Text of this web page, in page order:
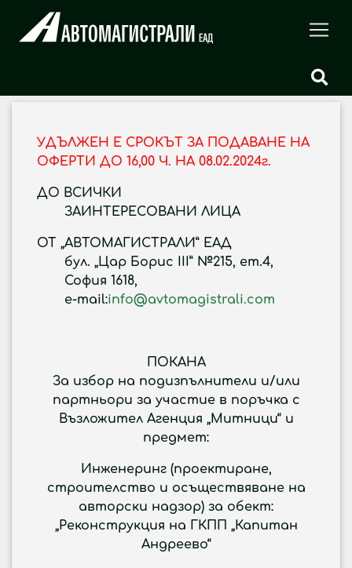
УДЪЛЖЕН Е СРОКЪТ ЗА ПОДАВАНЕ НА
ОФЕРТИ ДО 16,00 Ч. НА 08.02.2024г.
ДО ВСИЧКИ
ЗАИНТЕРЕСОВАНИ ЛИЦА
ОТ „АВТОМАГИСТРАЛИ” ЕАД
бул. „Цар Борис III” №215, ет.4,
София 1618,
e-mail:info@avtomagistrali.com
ПОКАНА
За избор на подизпълнители и/или
партньори за участие в поръчка с
Възложител Агенция „Митници“ и
предмет:
Инженеринг (проектиране,
строителство и осъществяване на
авторски надзор) за обект:
„Реконструкция на ГКПП „Капитан
Андреево“